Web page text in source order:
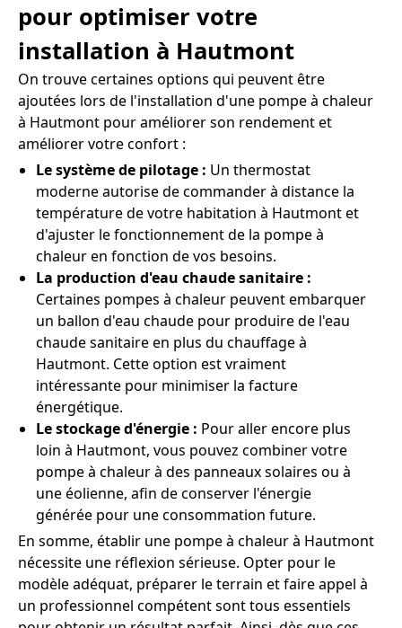
pour optimiser votre
installation à Hautmont
On trouve certaines options qui peuvent être
ajoutées lors de l'installation d'une pompe à chaleur
à Hautmont pour améliorer son rendement et
améliorer votre confort :
Le système de pilotage : Un thermostat
moderne autorise de commander à distance la
température de votre habitation à Hautmont et
d'ajuster le fonctionnement de la pompe à
chaleur en fonction de vos besoins.
La production d'eau chaude sanitaire :
Certaines pompes à chaleur peuvent embarquer
un ballon d'eau chaude pour produire de l'eau
chaude sanitaire en plus du chauffage à
Hautmont. Cette option est vraiment
intéressante pour minimiser la facture
énergétique.
Le stockage d'énergie : Pour aller encore plus
loin à Hautmont, vous pouvez combiner votre
pompe à chaleur à des panneaux solaires ou à
une éolienne, afin de conserver l'énergie
générée pour une consommation future.
En somme, établir une pompe à chaleur à Hautmont
nécessite une réflexion sérieuse. Opter pour le
modèle adéquat, préparer le terrain et faire appel à
un professionnel compétent sont tous essentiels